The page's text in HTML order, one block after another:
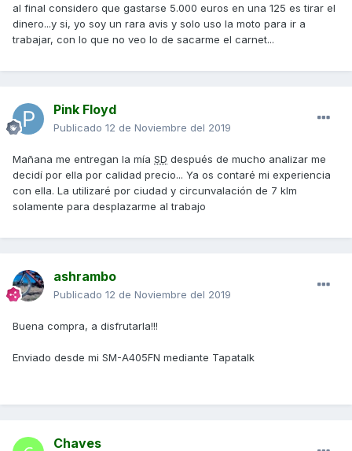
Saludos
al final considero que gastarse 5.000 euros en una 125 es tirar el
dinero...y si, yo soy un rara avis y solo uso la moto para ir a
trabajar, con lo que no veo lo de sacarme el carnet...
Pink Floyd
Publicado 12 de Noviembre del 2019
Mañana me entregan la mía SD después de mucho analizar me
decidí por ella por calidad precio... Ya os contaré mi experiencia
con ella. La utilizaré por ciudad y circunvalación de 7 klm
solamente para desplazarme al trabajo
ashrambo
Publicado 12 de Noviembre del 2019
Buena compra, a disfrutarla!!!
Enviado desde mi SM-A405FN mediante Tapatalk
Chaves